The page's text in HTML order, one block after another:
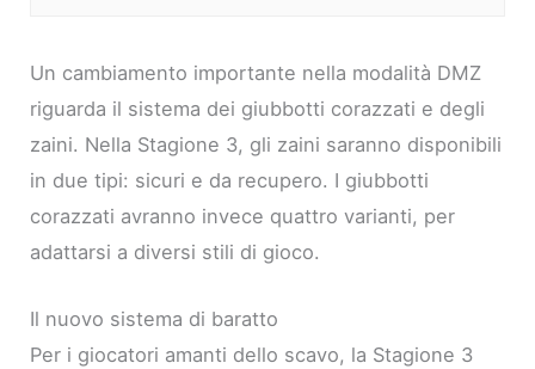
Un cambiamento importante nella modalità DMZ
riguarda il sistema dei giubbotti corazzati e degli
zaini. Nella Stagione 3, gli zaini saranno disponibili
in due tipi: sicuri e da recupero. I giubbotti
corazzati avranno invece quattro varianti, per
adattarsi a diversi stili di gioco.
Il nuovo sistema di baratto
Per i giocatori amanti dello scavo, la Stagione 3